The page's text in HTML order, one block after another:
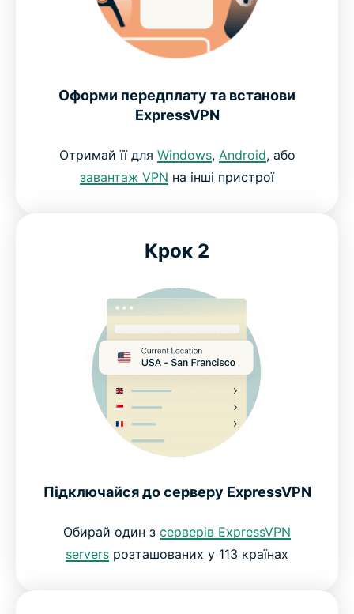
VPN з високою потужністю та продуктивністю
для інтенсивних ігор
Створена для роботи в реальних ігрових
середовищах
Лишайся безпечно підключеним до улюблених
Поширені Питання про кращі VPN для онлайн-
ExpressVPN для онлайн-ігор: Спробуй її без
ризику фінансових втрат
Оформи передплату та встанови
ExpressVPN
Отримай її для Windows, Android, або
завантаж VPN на інші пристрої
Крок 2
Підключайся до серверу ExpressVPN
Обирай один з серверів ExpressVPN
servers розташованих у 113 країнах